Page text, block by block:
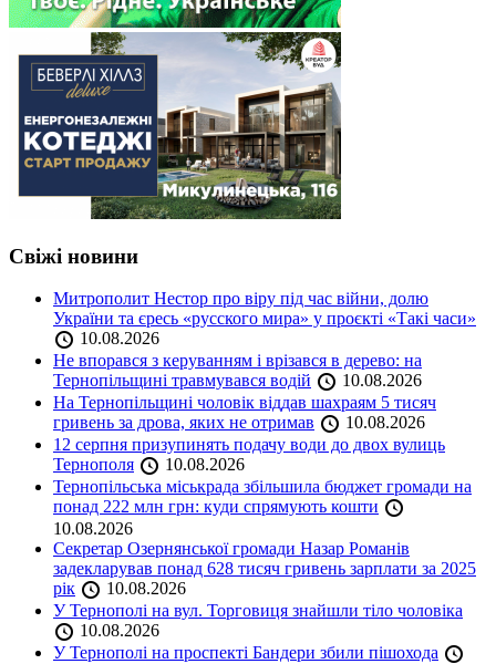
Свіжі новини
Митрополит Нестор про віру під час війни, долю
України та єресь «русского мира» у проєкті «Такі часи»
10.08.2026
Не впорався з керуванням і врізався в дерево: на
Тернопільщині травмувався водій
10.08.2026
На Тернопільщині чоловік віддав шахраям 5 тисяч
гривень за дрова, яких не отримав
10.08.2026
12 серпня призупинять подачу води до двох вулиць
Тернополя
10.08.2026
Тернопільська міськрада збільшила бюджет громади на
понад 222 млн грн: куди спрямують кошти
10.08.2026
Секретар Озернянської громади Назар Романів
задекларував понад 628 тисяч гривень зарплати за 2025
рік
10.08.2026
У Тернополі на вул. Торговиця знайшли тіло чоловіка
10.08.2026
У Тернополі на проспекті Бандери збили пішохода